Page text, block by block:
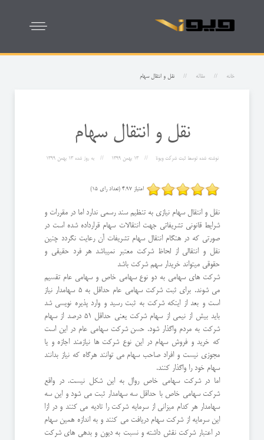
خانه مقاله نقل و انتقال سهام
نقل و انتقال سهام
نوشته شده توسطثبت شرکت ویونا 13 بهمن 1399 به روز شده13 بهمن 1399
امتیاز 4.97 (تعداد رای 15)
نقل و انتقال سهام نیازی به تنظیم سند رسمی ندارد اما در مقررات و
شرایط قانونی تشریفاتی جهت انتقالات سهام قرارداده شده است در
صورتی که در هنگام انتقال سهام تشریفات آن رعایت نگردد چنین
نقل و انتقالی از لحاظ شرکت معتبر نمیباشد هر فرد حقیقی و
حقوقی میتواند خریدار سهم شرکت باشد
شرکت های سهامی به دو نوع سهامی خاص و سهامی عام تقسیم
می شوند. برای ثبت شرکت سهامی عام حداقل به 5 سهامدار نیاز
است و بعد از اینکه شرکت به ثبت رسید و وارد پذیره نویسی شد
باید بیش از نیمی از سهام شرکت یعنی حداقل 51 درصد از سهام
شرکت به مردم واگذار شود. حسن شرکت سهامی عام در این است
که خرید و فروش سهام در این نوع شرکت ها نیازمند اجازه و یا
مجوزی نیست و افراد صاحب سهام می توانند هرگاه که نیاز بدانند
سهام خود را واگذار کنند.
اما در شرکت سهامی خاص روال به این شکل نیست. در واقع
شرکت سهامی خاص با حداقل سه سهامدار ثبت می شود و این سه
سهامدار هر کدام میزانی از سرمایه شرکت را تادیه می کنند و در ازا
این سرمایه از شرکت سهام دریافت می کنند و به اندازه همین سهام
در اعتبار شرکت نقش داشته و نسبت به دیون و بدهی های شرکت